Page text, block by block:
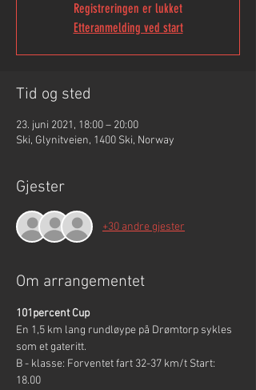
Registreringen er lukket
Etteranmelding ved start
Tid og sted
23. juni 2021, 18:00 – 20:00
Ski, Glynitveien, 1400 Ski, Norway
Gjester
+30 andre gjester
Om arrangementet
101percent Cup
En 1,5 km lang rundløype på Drømtorp sykles
som et gateritt.
B - klasse: Forventet fart 32-37 km/t Start:
18.00